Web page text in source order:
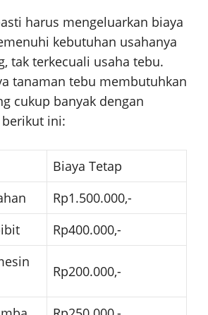
harus mengeluarkan biaya
kebutuhan usahanya
tak terkecuali usaha tebu.
tanaman tebu membutuhkan
cukup banyak dengan
ini:
Biaya Tetap
Rp1.500.000,-
Rp400.000,-
Rp200.000,-